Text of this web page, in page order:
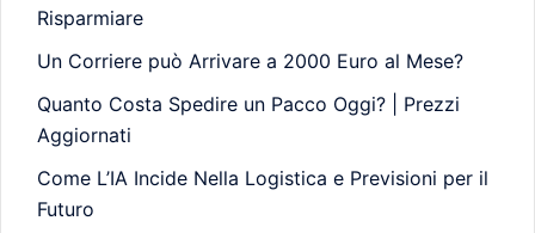
Risparmiare
Un Corriere può Arrivare a 2000 Euro al Mese?
Quanto Costa Spedire un Pacco Oggi? | Prezzi
Aggiornati
Come L’IA Incide Nella Logistica e Previsioni per il
Futuro